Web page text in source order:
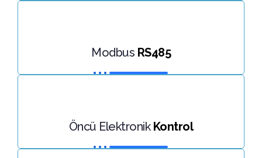
Modbus RS485
Öncü Elektronik Kontrol